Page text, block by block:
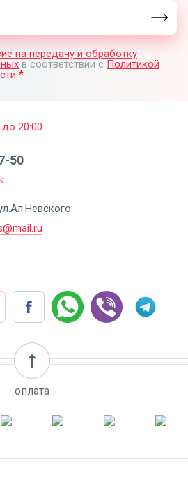
на передачу и обработку
в соответствии с Политикой
*
20:00
50
оплата